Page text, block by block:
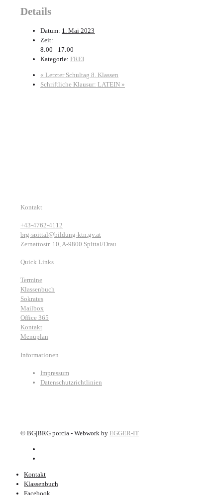
Details
Datum: 1. Mai 2023
Zeit:
8:00 - 17:00
Kategorie: FREI
« Letzter Schultag 8. Klassen
Schriftliche Klausur: LATEIN »
Kontakt
+43-4762-4112
brg-spittal@bildung-ktn.gv.at
Zernattostr. 10, A-9800 Spittal/Drau
Quick Links
Termine
Klassenbuch
Sokrates
Mailbox
Office 365
Kontakt
Menüplan
Informationen
Impressum
Datenschutzrichtlinien
© BG|BRG porcia - Webwork by EGGER-IT
Kontakt
Klassenbuch
Facebook